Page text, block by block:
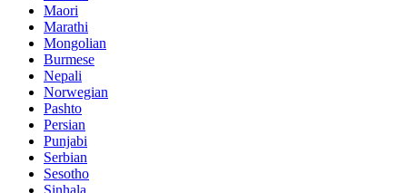
Maori
Marathi
Mongolian
Burmese
Nepali
Norwegian
Pashto
Persian
Punjabi
Serbian
Sesotho